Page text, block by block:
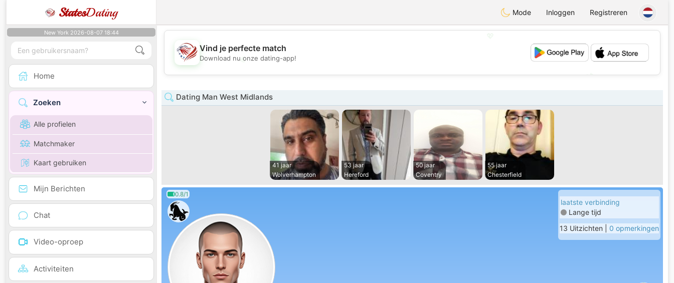
StatesDating Mode Inloggen Registreren
New York 2026-08-07 18:44
Home
Zoeken
Alle profielen
Matchmaker
Kaart gebruiken
Mijn Berichten
Chat
Video-oproep
Activiteiten
💖
💕
Vind je perfecte match
Download nu onze dating-app!
Dating Man West Midlands
41 jaar
Wolverhampton
53 jaar
Hereford
50 jaar
Coventry
55 jaar
Chesterfield
0.8/1
laatste verbinding
Lange tijd
13 Uitzichten | 0 opmerkingen